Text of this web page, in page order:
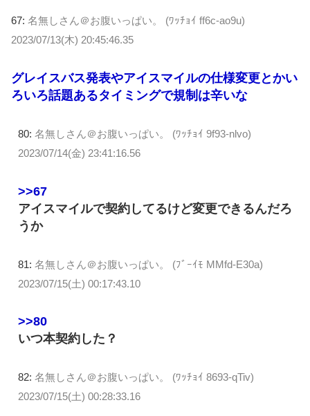
67: 名無しさん＠お腹いっぱい。 (ﾜｯﾁｮｲ ff6c-ao9u)
2023/07/13(木) 20:45:46.35
グレイスバス発表やアイスマイルの仕様変更とかい
ろいろ話題あるタイミングで規制は辛いな
80: 名無しさん＠お腹いっぱい。 (ﾜｯﾁｮｲ 9f93-nlvo)
2023/07/14(金) 23:41:16.56
>>67
アイスマイルで契約してるけど変更できるんだろ
うか
81: 名無しさん＠お腹いっぱい。 (ﾌﾞｰｲﾓ MMfd-E30a)
2023/07/15(土) 00:17:43.10
>>80
いつ本契約した？
82: 名無しさん＠お腹いっぱい。 (ﾜｯﾁｮｲ 8693-qTiv)
2023/07/15(土) 00:28:33.16